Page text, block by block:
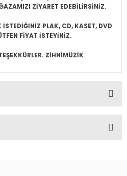
ZİYARET EDEBİLİRSİNİZ.
İSTEDİĞİNİZ PLAK, CD, KASET, DVD
FİYAT İSTEYİNİZ.
ZİHNİMÜZİK